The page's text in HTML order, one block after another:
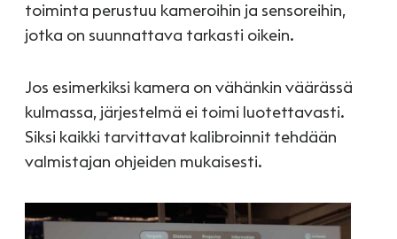
toiminta perustuu kameroihin ja sensoreihin,
jotka on suunnattava tarkasti oikein.
Jos esimerkiksi kamera on vähänkin väärässä
kulmassa, järjestelmä ei toimi luotettavasti.
Siksi kaikki tarvittavat kalibroinnit tehdään
valmistajan ohjeiden mukaisesti.